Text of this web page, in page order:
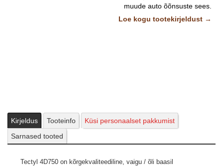
muude auto õõnsuste sees.
Taheneb helekollaseks, poolläbipaistevaks, poolpehmeks kileks.
Loe kogu tootekirjeldust →
Kirjeldus Tooteinfo
Küsi personaalset pakkumist
Sarnased tooted
Tectyl 4D750 on kõrgekvaliteediline, vaigu / õli baasil